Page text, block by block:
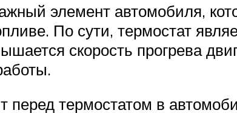
элемент автомобиля,
По сути, термостат
скорость прогрева
перед термостатом в